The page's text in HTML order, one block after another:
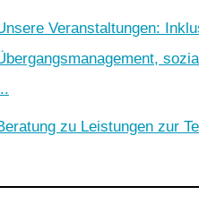
Veranstaltungen:
zu Leistungen zur